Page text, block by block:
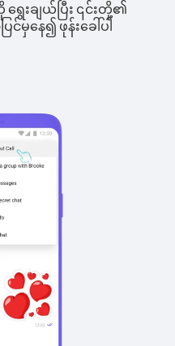
းချယ်ပြီး ၎င်းတို့၏
မှနေ၍ ဖုန်းခေါ်ပါ